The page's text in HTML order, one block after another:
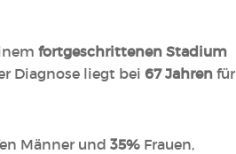
fortgeschrittenen Stadium
Diagnose liegt bei 67 Jahren für
Männer und 35% Frauen,